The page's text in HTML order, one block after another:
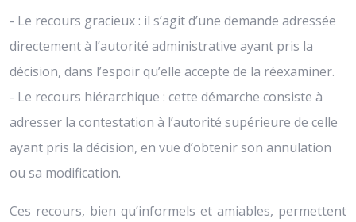
- Le recours gracieux : il s’agit d’une demande adressée
directement à l’autorité administrative ayant pris la
décision, dans l’espoir qu’elle accepte de la réexaminer.
- Le recours hiérarchique : cette démarche consiste à
adresser la contestation à l’autorité supérieure de celle
ayant pris la décision, en vue d’obtenir son annulation
ou sa modification.
Ces recours, bien qu’informels et amiables, permettent